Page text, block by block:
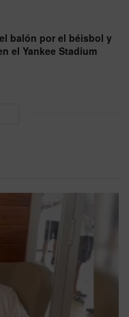
balón por el béisbol y
el Yankee Stadium